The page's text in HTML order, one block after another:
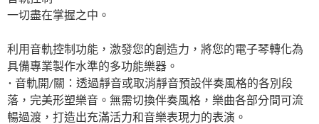
一切盡在掌握之中。
利用音軌控制功能，激發您的創造力，將您的電子琴轉化為
具備專業製作水準的多功能樂器。
･ 音軌開/關：透過靜音或取消靜音預設伴奏風格的各別段
落，完美形塑樂音。無需切換伴奏風格，樂曲各部分間可流
暢過渡，打造出充滿活力和音樂表現力的表演。